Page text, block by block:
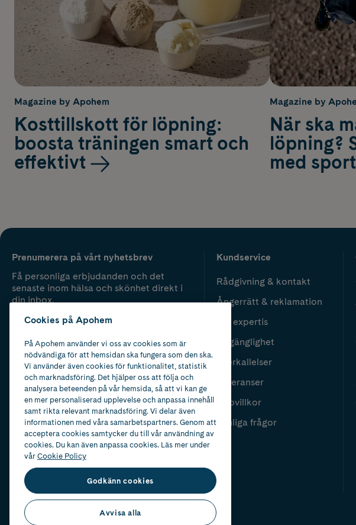
Magazine by Apohem
Kosttillskott för löpning:
boosta träningen smart och
effektivt
Magazine by
När ska
löpning?
med
Prenumerera på vårt nyhetsbrev
Få personliga erbjudanden och det
senaste inom hälsa och skönhet direkt i
din inbox.
Kundservice
Rådgivning & kontakt
Ångerrätt & reklamation
Vår expertis
Tillgänglighet
Återkallelser
Leveranser
Köpvillkor
Vanliga frågor
Cookies på Apohem
På Apohem använder vi oss av cookies som är
nödvändiga för att hemsidan ska fungera som den ska.
Vi använder även cookies för funktionalitet, statistik
och marknadsföring. Det hjälper oss att följa och
analysera beteenden på vår hemsida, så att vi kan ge
en mer personaliserad upplevelse och anpassa innehåll
samt rikta relevant marknadsföring. Vi delar även
informationen med våra samarbetspartners. Genom att
acceptera cookies samtycker du till vår användning av
cookies. Du kan även anpassa cookies. Läs mer under
vårCookie Policy
Godkänn cookies
Avvisa alla